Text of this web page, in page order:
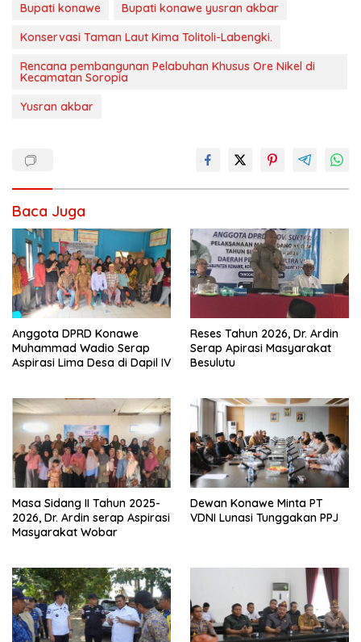
Bupati konawe
Bupati konawe yusran akbar
Konservasi Taman Laut Kima Tolitoli-Labengki.
Rencana pembangunan Pelabuhan Khusus Ore Nikel di
Kecamatan Soropia
Yusran akbar
Baca Juga
Anggota DPRD Konawe
Muhammad Wadio Serap
Aspirasi Lima Desa di Dapil IV
Reses Tahun 2026, Dr. Ardin
Serap Apirasi Masyarakat
Besulutu
Masa Sidang II Tahun 2025-
2026, Dr. Ardin serap Aspirasi
Masyarakat Wobar
Dewan Konawe Minta PT
VDNI Lunasi Tunggakan PPJ